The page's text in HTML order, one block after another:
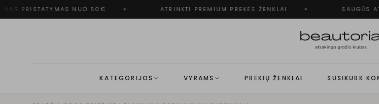
PRISTATYMAS NUO 50€ ATRINKTI PREMIUM PREKĖS ŽENKLAI SAUGŪS
KATEGORIJOS VYRAMS PREKIŲ ŽENKLAI SUSIKURK